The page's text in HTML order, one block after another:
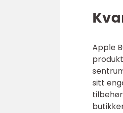
Apple
sitt